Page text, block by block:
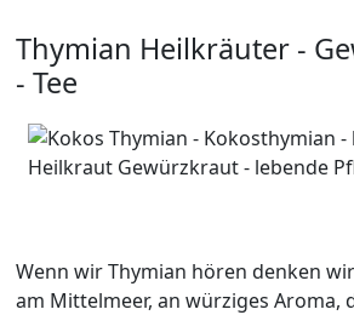
Thymian Heilkräuter -
- Tee
Wenn wir Thymian hören denken
am Mittelmeer, an würziges Aroma,